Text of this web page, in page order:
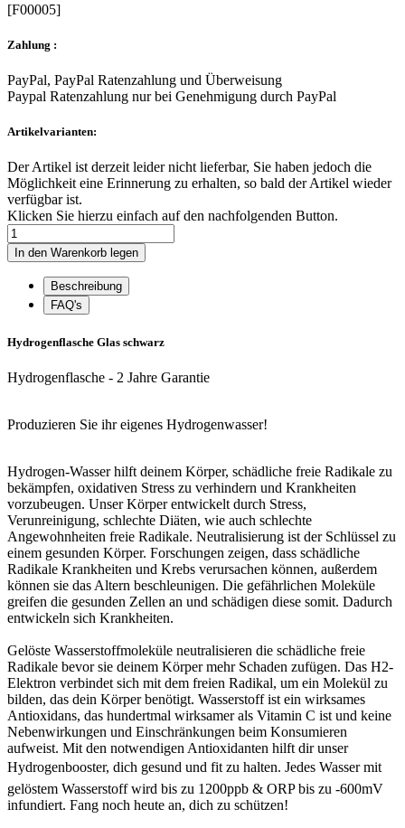
[F00005]
Zahlung :
PayPal, PayPal Ratenzahlung und Überweisung
Paypal Ratenzahlung nur bei Genehmigung durch PayPal
Artikelvarianten:
Der Artikel ist derzeit leider nicht lieferbar, Sie haben jedoch die
Möglichkeit eine Erinnerung zu erhalten, so bald der Artikel wieder
verfügbar ist.
Klicken Sie hierzu einfach auf den nachfolgenden Button.
Beschreibung
FAQ's
Hydrogenflasche Glas schwarz
Hydrogenflasche - 2 Jahre Garantie
Produzieren Sie ihr eigenes Hydrogenwasser!
Hydrogen-Wasser hilft deinem Körper, schädliche freie Radikale zu
bekämpfen, oxidativen Stress zu verhindern und Krankheiten
vorzubeugen. Unser Körper entwickelt durch Stress,
Verunreinigung, schlechte Diäten, wie auch schlechte
Angewohnheiten freie Radikale. Neutralisierung ist der Schlüssel zu
einem gesunden Körper. Forschungen zeigen, dass schädliche
Radikale Krankheiten und Krebs verursachen können, außerdem
können sie das Altern beschleunigen. Die gefährlichen Moleküle
greifen die gesunden Zellen an und schädigen diese somit. Dadurch
entwickeln sich Krankheiten.
Gelöste Wasserstoffmoleküle neutralisieren die schädliche freie
Radikale bevor sie deinem Körper mehr Schaden zufügen. Das H2-
Elektron verbindet sich mit dem freien Radikal, um ein Molekül zu
bilden, das dein Körper benötigt. Wasserstoff ist ein wirksames
Antioxidans, das hundertmal wirksamer als Vitamin C ist und keine
Nebenwirkungen und Einschränkungen beim Konsumieren
aufweist. Mit den notwendigen Antioxidanten hilft dir unser
Hydrogenbooster, dich gesund und fit zu halten. Jedes Wasser mit
gelöstem Wasserstoff wird bis zu 1200ppb & ORP bis zu -600mV
infundiert. Fang noch heute an, dich zu schützen!